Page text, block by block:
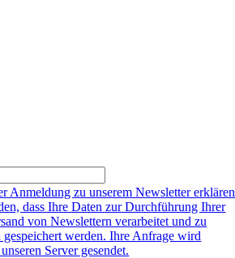
Anmeldung zu unserem Newsletter erklären
dass Ihre Daten zur Durchführung Ihrer
von Newslettern verarbeitet und zu
werden. Ihre Anfrage wird
Server gesendet.